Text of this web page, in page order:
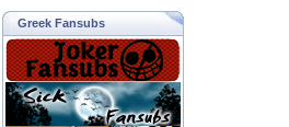
Greek Fansubs